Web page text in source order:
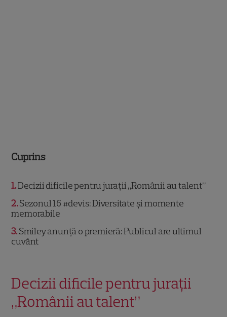
Cuprins
1 Decizii dificile pentru jurații „Românii au talent”
2 Sezonul 16 #devis: Diversitate și momente
memorabile
3 Smiley anunță o premieră: Publicul are ultimul
cuvânt
Decizii dificile pentru jurații
„Românii au talent”